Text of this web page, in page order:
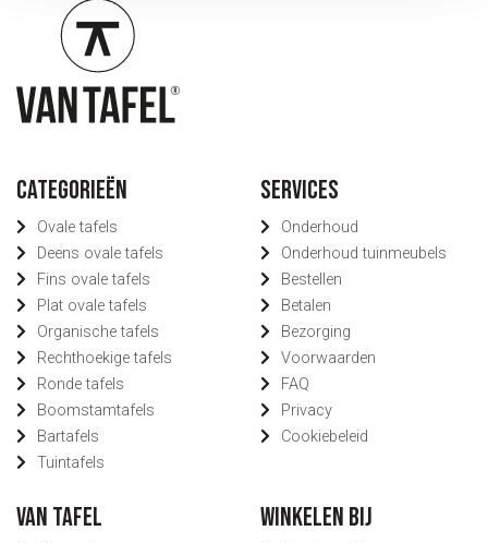
Categorieën
Ovale tafels
Deens ovale tafels
Fins ovale tafels
Plat ovale tafels
Organische tafels
Rechthoekige tafels
Ronde tafels
Boomstamtafels
Bartafels
Tuintafels
Services
Onderhoud
Onderhoud tuinmeubels
Bestellen
Betalen
Bezorging
Voorwaarden
FAQ
Privacy
Cookiebeleid
Van Tafel Winkelen bij